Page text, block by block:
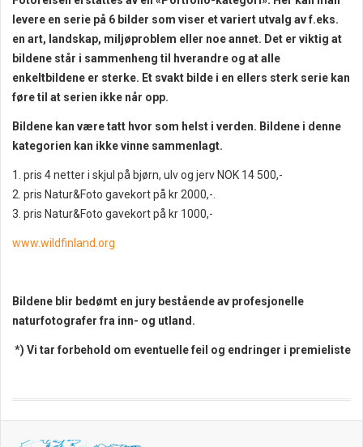
levere en serie på 6 bilder som viser et variert utvalg av f.eks.
en art, landskap, miljøproblem eller noe annet. Det er viktig at
bildene står i sammenheng til hverandre og at alle
enkeltbildene er sterke. Et svakt bilde i en ellers sterk serie kan
føre til at serien ikke når opp.
Bildene kan være tatt hvor som helst i verden. Bildene i denne
kategorien kan ikke vinne sammenlagt.
1. pris 4 netter i skjul på bjørn, ulv og jerv NOK 14 500,-
2. pris Natur&Foto gavekort på kr 2000,-.
3. pris Natur&Foto gavekort på kr 1000,-
www.wildfinland.org
Bildene blir bedømt en jury bestående av profesjonelle
naturfotografer fra inn- og utland.
*) Vi tar forbehold om eventuelle feil og endringer i premieliste